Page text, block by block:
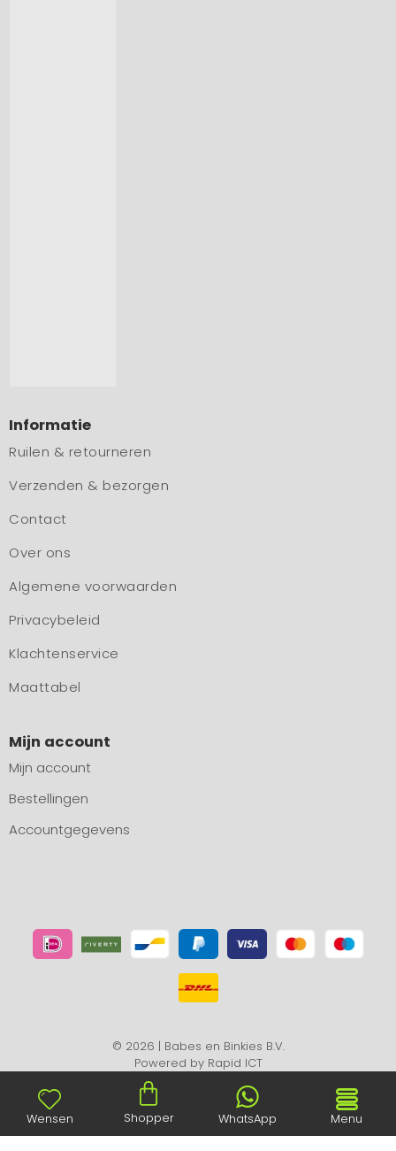
Informatie
Ruilen & retourneren
Verzenden & bezorgen
Contact
Over ons
Algemene voorwaarden
Privacybeleid
Klachtenservice
Maattabel
Mijn account
Mijn account
Bestellingen
Accountgegevens
© 2026 | Babes en Binkies B.V.
Powered by Rapid ICT
Wensen Shopper WhatsApp Menu